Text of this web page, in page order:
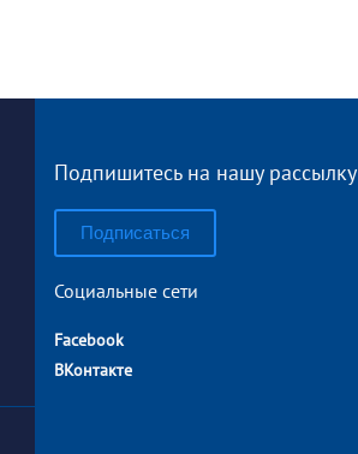
Подпишитесь на нашу рассылку
Подписаться
Социальные сети
Facebook
ВКонтакте